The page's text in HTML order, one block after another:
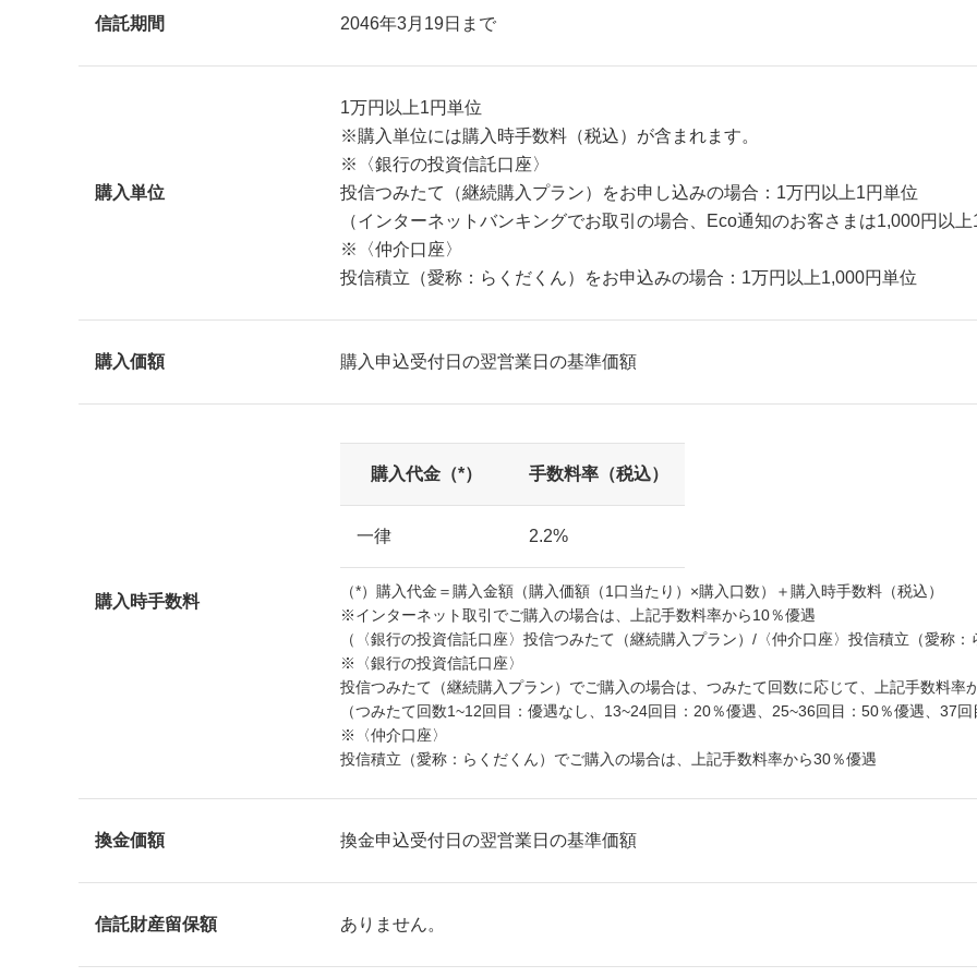
信託期間 2046年3月19日まで
購入単位
1万円以上1円単位
※購入単位には購入時手数料（税込）が含まれます。
※〈銀行の投資信託口座〉
投信つみたて（継続購入プラン）をお申し込みの場合：1万円以上1円単位
（インターネットバンキングでお取引の場合、Eco通知のお客さまは1,000円以上
※〈仲介口座〉
投信積立（愛称：らくだくん）をお申込みの場合：1万円以上1,000円単位
購入価額 購入申込受付日の翌営業日の基準価額
購入時手数料
購入代金（*） 手数料率（税込）
一律 2.2%
（*）購入代金＝購入金額（購入価額（1口当たり）×購入口数）＋購入時手数料（税込）
※インターネット取引でご購入の場合は、上記手数料率から10％優遇
（〈銀行の投資信託口座〉投信つみたて（継続購入プラン）/〈仲介口座〉投信積立（愛称：
※〈銀行の投資信託口座〉
投信つみたて（継続購入プラン）でご購入の場合は、つみたて回数に応じて、上記手数料率
（つみたて回数1~12回目：優遇なし、13~24回目：20％優遇、25~36回目：50％優遇、37回
※〈仲介口座〉
投信積立（愛称：らくだくん）でご購入の場合は、上記手数料率から30％優遇
換金価額 換金申込受付日の翌営業日の基準価額
信託財産留保額 ありません。